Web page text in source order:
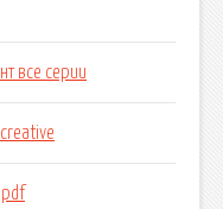
все серии
pdf